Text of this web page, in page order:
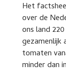
Het
over de
ons land
gezamenlijk
tomaten
minder dan